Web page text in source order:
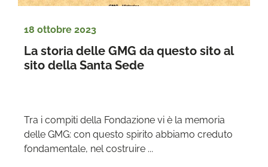
18 ottobre 2023
La storia delle GMG da questo sito al
sito della Santa Sede
Tra i compiti della Fondazione vi è la memoria
delle GMG: con questo spirito abbiamo creduto
fondamentale, nel costruire ...